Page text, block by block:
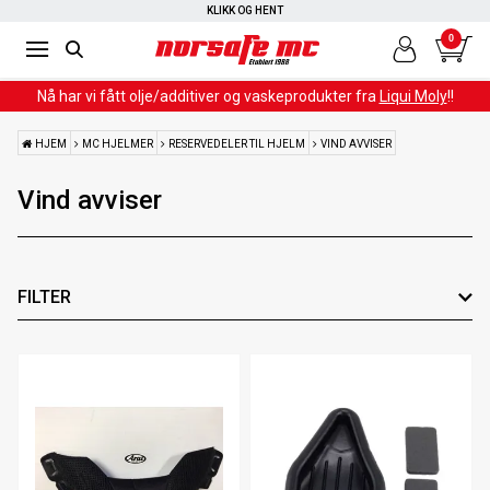
RASK LEVERING
KLIKK OG HENT
0
Nå har vi fått olje/additiver og vaskeprodukter fra Liqui Moly!!
HJEM MC HJELMER RESERVEDELER TIL HJELM VIND AVVISER
Vind avviser
FILTER